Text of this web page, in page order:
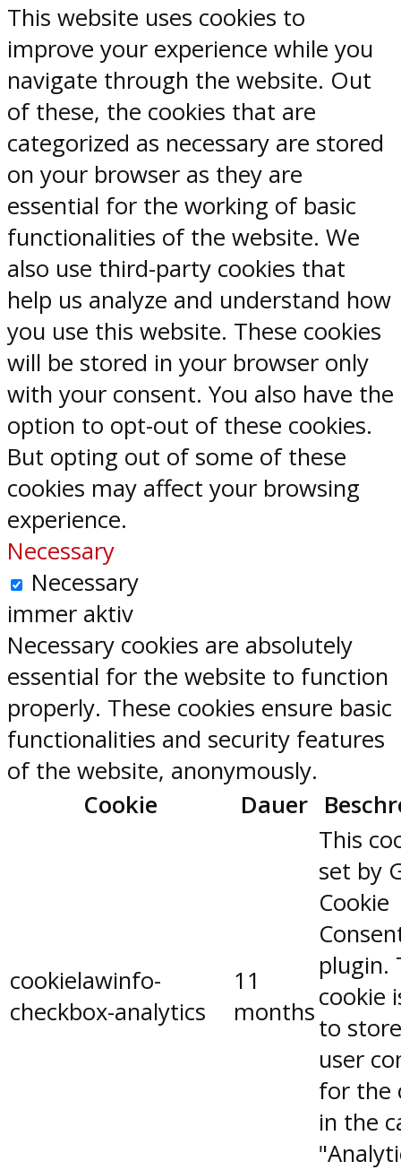
This website uses cookies to
improve your experience while you
navigate through the website. Out
of these, the cookies that are
categorized as necessary are stored
on your browser as they are
essential for the working of basic
functionalities of the website. We
also use third-party cookies that
help us analyze and understand how
you use this website. These cookies
will be stored in your browser only
with your consent. You also have the
option to opt-out of these cookies.
But opting out of some of these
cookies may affect your browsing
experience.
Necessary
Necessary
immer aktiv
Necessary cookies are absolutely
essential for the website to function
properly. These cookies ensure basic
functionalities and security features
of the website, anonymously.
Cookie
Dauer
cookielawinfo-
checkbox-analytics
11
months
This
set by
Cookie
plugin.
cookie
to
user
for the
in the